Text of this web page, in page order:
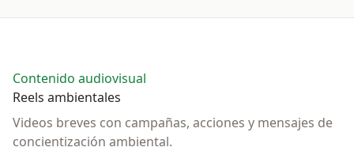
Contenido audiovisual
Reels ambientales
Videos breves con campañas, acciones y mensajes de
concientización ambiental.